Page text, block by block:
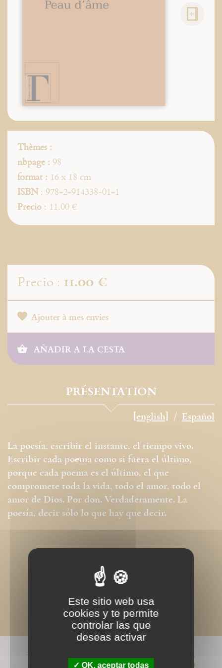
Thèmes :
nbpage : 98
format : 16 x 18 cm
ISBN: 978-2-914338-01-1
Precio : 11.00 €
Precio : 11.00 €
Ajouter à mes envies
AÑADIR A LA CESTA
PRÉSENTATION
[english] Español
La poesía, escribir el instante, el tiempo vivo.
Escribir cada poema como si fuera el último,
porque cada poema es el último, el que
compromete toda la vida, todo el amor, todo el
amor de Dios. Por don. Verdaderamente. La
poesía, decir sólo lo que hay que decir.
LIVRES ASSOCIÉS
Este sitio web usa
cookies y te permite
controlar las que
deseas activar
OK, aceptar todas